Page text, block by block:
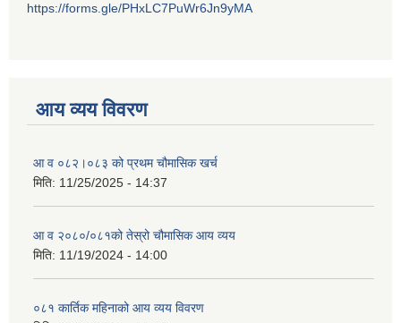
https://forms.gle/PHxLC7PuWr6Jn9yMA
आय व्यय विवरण
आ व ०८२।०८३ को प्रथम चौमासिक खर्च
मिति: 11/25/2025 - 14:37
आ व २०८०/०८१को तेस्रो चौमासिक आय व्यय
मिति: 11/19/2024 - 14:00
०८१ कार्तिक महिनाको आय व्यय विवरण